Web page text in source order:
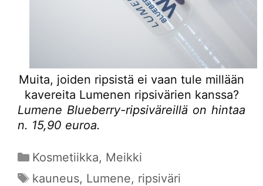
Muita, joiden ripsistä ei vaan tule millään
kavereita Lumenen ripsivärien kanssa?
Lumene Blueberry-ripsiväreillä on hintaa
n. 15,90 euroa.
Kategoriat
Kosmetiikka, Meikki
Avainsanat
kauneus, Lumene, ripsiväri